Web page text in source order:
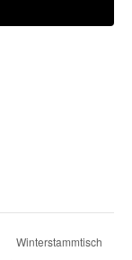
Winterstammtisch